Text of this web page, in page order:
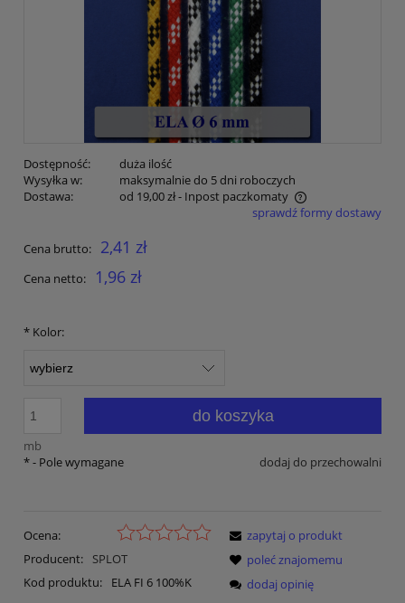
Dostępność:
duża ilość
Wysyłka w:
maksymalnie do 5 dni roboczych
Dostawa:
od 19,00 zł- Inpost paczkomaty
Cena nie zawiera ewentualnych kosztów płatnościsprawdź formy dostawy
Cena brutto: 2,41 zł
Cena netto: 1,96 zł
* Kolor:
mb
do koszyka
dodaj do przechowalni
*- Pole wymagane
Ocena:
Producent:
SPLOT
Kod produktu:
ELA FI 6 100%K
zapytaj o produkt
poleć znajomemu
dodaj opinię